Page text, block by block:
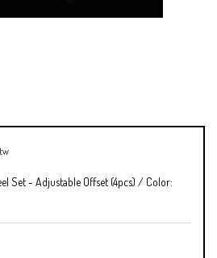
Set - Adjustable Offset (4pcs) / Color: